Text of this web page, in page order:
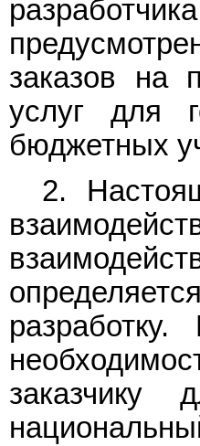
заказов на
услуг для
бюджетных
2.
заказчику